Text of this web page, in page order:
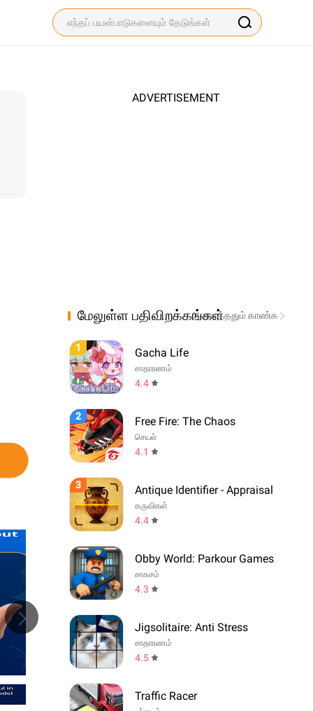
ADVERTISEMENT
மேலுள்ள பதிவிறக்கங்கள்அனைத்ததும் காண்க
1 Gacha Life
சாதாரணம்
4.4
2 Free Fire: The Chaos
செயல்
4.1
3 Antique Identifier - Appraisal
கருவிகள்
4.4
Obby World: Parkour Games
சாகசம்
4.3
Jigsolitaire: Anti Stress
சாதாரணம்
4.5
Traffic Racer